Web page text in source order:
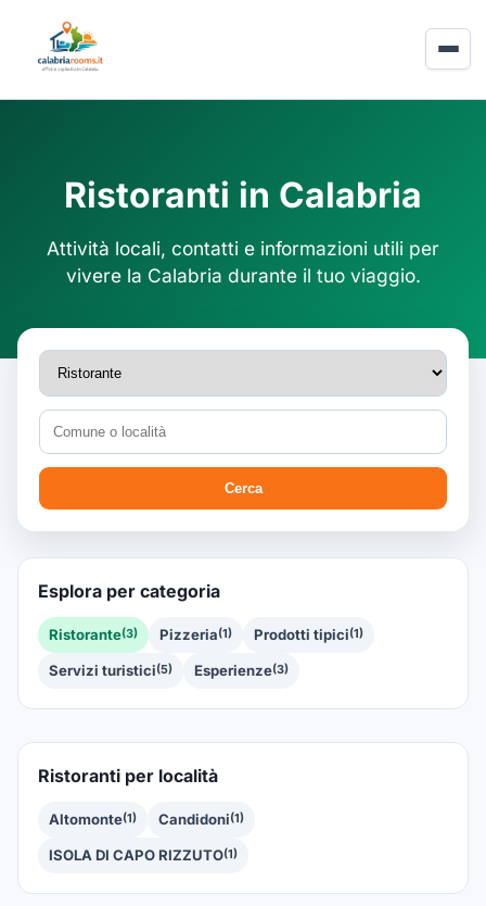
Ristoranti in Calabria
Attività locali, contatti e informazioni utili per
vivere la Calabria durante il tuo viaggio.
Cerca
Esplora per categoria
Ristorante(3) Pizzeria(1) Prodotti tipici(1)
Servizi turistici(5) Esperienze(3)
Ristoranti per località
Altomonte(1) Candidoni(1)
ISOLA DI CAPO RIZZUTO(1)